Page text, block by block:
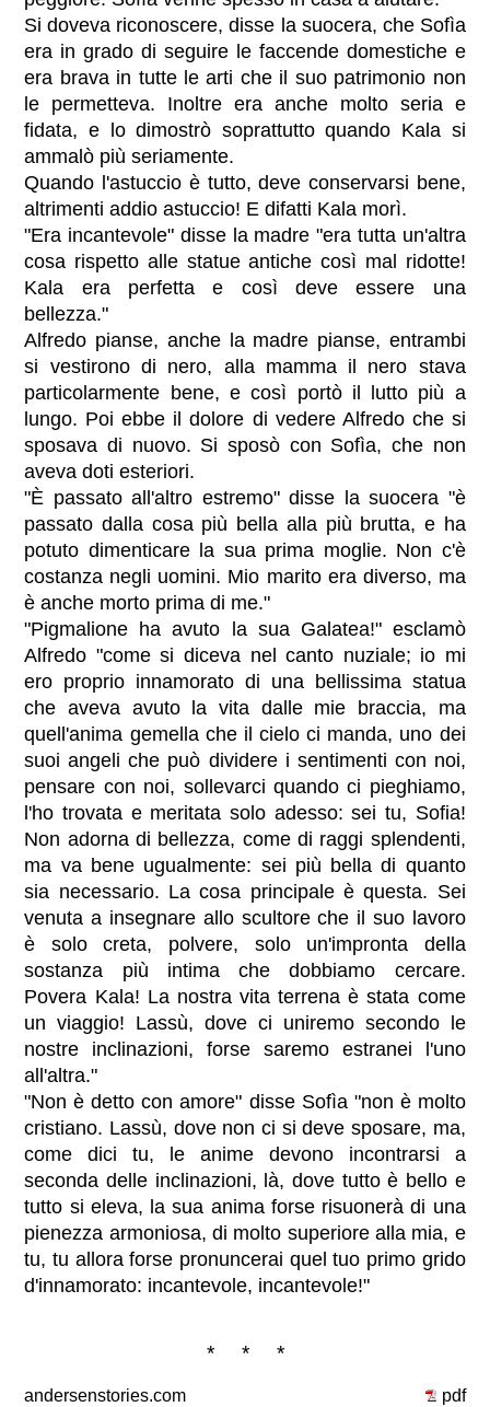
Si doveva riconoscere, disse la suocera, che Sofìa
era in grado di seguire le faccende domestiche e
era brava in tutte le arti che il suo patrimonio non
le permetteva. Inoltre era anche molto seria e
fidata, e lo dimostrò soprattutto quando Kala si
ammalò più seriamente.
Quando l'astuccio è tutto, deve conservarsi bene,
altrimenti addio astuccio! E difatti Kala morì.
"Era incantevole" disse la madre "era tutta un'altra
cosa rispetto alle statue antiche così mal ridotte!
Kala era perfetta e così deve essere una
bellezza."
Alfredo pianse, anche la madre pianse, entrambi
si vestirono di nero, alla mamma il nero stava
particolarmente bene, e così portò il lutto più a
lungo. Poi ebbe il dolore di vedere Alfredo che si
sposava di nuovo. Si sposò con Sofìa, che non
aveva doti esteriori.
"È passato all'altro estremo" disse la suocera "è
passato dalla cosa più bella alla più brutta, e ha
potuto dimenticare la sua prima moglie. Non c'è
costanza negli uomini. Mio marito era diverso, ma
è anche morto prima di me."
"Pigmalione ha avuto la sua Galatea!" esclamò
Alfredo "come si diceva nel canto nuziale; io mi
ero proprio innamorato di una bellissima statua
che aveva avuto la vita dalle mie braccia, ma
quell'anima gemella che il cielo ci manda, uno dei
suoi angeli che può dividere i sentimenti con noi,
pensare con noi, sollevarci quando ci pieghiamo,
l'ho trovata e meritata solo adesso: sei tu, Sofia!
Non adorna di bellezza, come di raggi splendenti,
ma va bene ugualmente: sei più bella di quanto
sia necessario. La cosa principale è questa. Sei
venuta a insegnare allo scultore che il suo lavoro
è solo creta, polvere, solo un'impronta della
sostanza più intima che dobbiamo cercare.
Povera Kala! La nostra vita terrena è stata come
un viaggio! Lassù, dove ci uniremo secondo le
nostre inclinazioni, forse saremo estranei l'uno
all'altra."
"Non è detto con amore" disse Sofìa "non è molto
cristiano. Lassù, dove non ci si deve sposare, ma,
come dici tu, le anime devono incontrarsi a
seconda delle inclinazioni, là, dove tutto è bello e
tutto si eleva, la sua anima forse risuonerà di una
pienezza armoniosa, di molto superiore alla mia, e
tu, tu allora forse pronuncerai quel tuo primo grido
d'innamorato: incantevole, incantevole!"
* * *
andersenstories.com pdf